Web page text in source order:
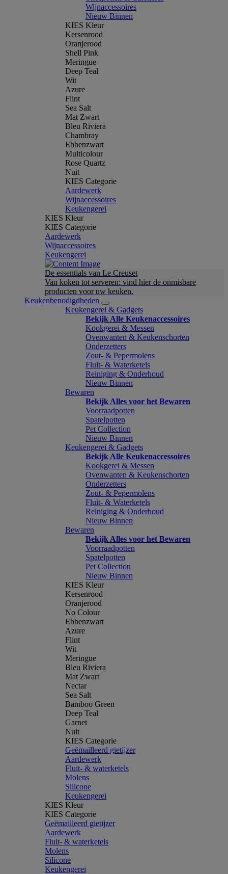
Wijnaccessoires
Nieuw Binnen
KIES Kleur
Kersenrood
Oranjerood
Shell Pink
Meringue
Deep Teal
Wit
Azure
Flint
Sea Salt
Mat Zwart
Bleu Riviera
Chambray
Ebbenzwart
Multicolour
Rose Quartz
Nuit
KIES Categorie
Aardewerk
Wijnaccessoires
Keukengerei
KIES Kleur
KIES Categorie
Aardewerk
Wijnaccessoires
Keukengerei
De essentials van Le Creuset
Van koken tot serveren: vind hier de onmisbare
producten voor uw keuken.
Keukenbenodigdheden
Keukengerei & Gadgets
Bekijk Alle Keukenaccessoires
Kookgerei & Messen
Ovenwanten & Keukenschorten
Onderzetters
Zout- & Pepermolens
Fluit- & Waterketels
Reiniging & Onderhoud
Nieuw Binnen
Bewaren
Bekijk Alles voor het Bewaren
Voorraadpotten
Spatelpotten
Pet Collection
Nieuw Binnen
Keukengerei & Gadgets
Bekijk Alle Keukenaccessoires
Kookgerei & Messen
Ovenwanten & Keukenschorten
Onderzetters
Zout- & Pepermolens
Fluit- & Waterketels
Reiniging & Onderhoud
Nieuw Binnen
Bewaren
Bekijk Alles voor het Bewaren
Voorraadpotten
Spatelpotten
Pet Collection
Nieuw Binnen
KIES Kleur
Kersenrood
Oranjerood
No Colour
Ebbenzwart
Azure
Flint
Wit
Meringue
Bleu Riviera
Mat Zwart
Nectar
Sea Salt
Bamboo Green
Deep Teal
Garnet
Nuit
KIES Categorie
Geëmailleerd gietijzer
Aardewerk
Fluit- & waterketels
Molens
Silicone
Keukengerei
KIES Kleur
KIES Categorie
Geëmailleerd gietijzer
Aardewerk
Fluit- & waterketels
Molens
Silicone
Keukengerei